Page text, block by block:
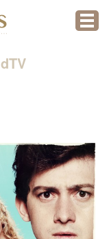
menu
dTV